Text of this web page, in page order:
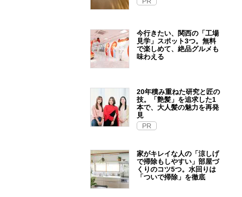
今行きたい、関西の「工場
見学」スポット3つ。無料
で楽しめて、絶品グルメも
味わえる
20年積み重ねた研究と匠の
技。「艶髪」を追求した1
本で、大人髪の魅力を再発
見
PR
家がキレイな人の「涼しげ
で掃除もしやすい」部屋づ
くりのコツ5つ。水回りは
「ついで掃除」を徹底